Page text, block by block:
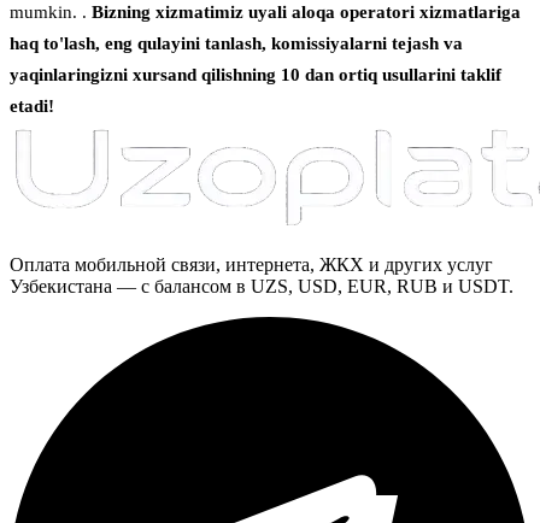
mumkin. . Bizning xizmatimiz uyali aloqa operatori xizmatlariga
haq to'lash, eng qulayini tanlash, komissiyalarni tejash va
yaqinlaringizni xursand qilishning 10 dan ortiq usullarini taklif
etadi!
Оплата мобильной связи, интернета, ЖКХ и других услуг
Узбекистана — с балансом в UZS, USD, EUR, RUB и USDT.